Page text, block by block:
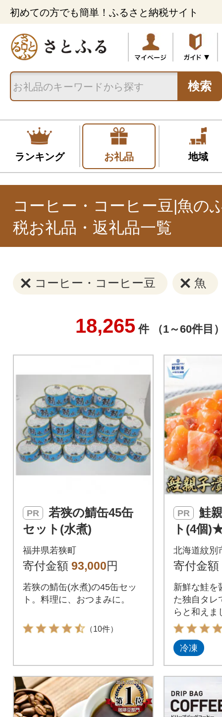
初めての方でも簡単！ふるさと納税サイト
検索
ランキング お礼品 地域
コーヒー・コーヒー豆|魚の
税お礼品・返礼品一覧
コーヒー・コーヒー豆 魚
18,265件 （1～60件目
PR
セット(水煮)
福井県若狭町
寄付金額 93,000円
若狭の鯖缶(水煮)の45缶セッ
ト。料理に、おつまみに。
（10件）
PR
ト(4個
北海道紋別
寄付金額
新鮮な鮭を
た独自タレ
らと和えま
ご飯に相性
の海の幸が
ご賞味くだ
冷凍